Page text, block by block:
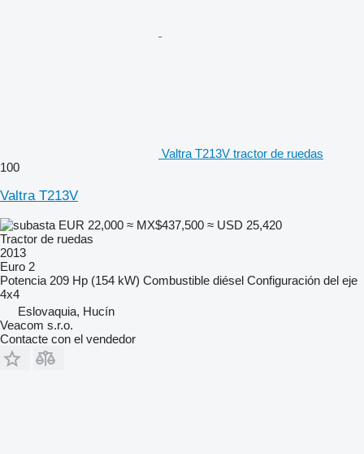
Valtra T213V tractor de ruedas
100
Valtra T213V
EUR 22,000 ≈ MX$437,500 ≈ USD 25,420
Tractor de ruedas
2013
Euro 2
Potencia 209 Hp (154 kW) Combustible diésel Configuración del eje
4x4
Eslovaquia, Hucín
Veacom s.r.o.
Contacte con el vendedor